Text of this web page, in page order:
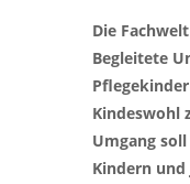
Die
Begleitete
Kindeswohl
Umgang
Kindern und